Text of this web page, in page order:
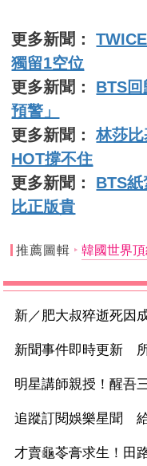
更多新聞：
獨留1空位
更多新聞： BTS
預警」
更多新聞：林莎
HOT撐不住
更多新聞： BTS紙
比正版貴
推薦圖輯 韓國世界
新／肥大叔猝逝死因
新聞事件即時更新
明星講師親授！醒吾
追蹤訂閱娛樂星聞
才賣龜苓膏求生！田